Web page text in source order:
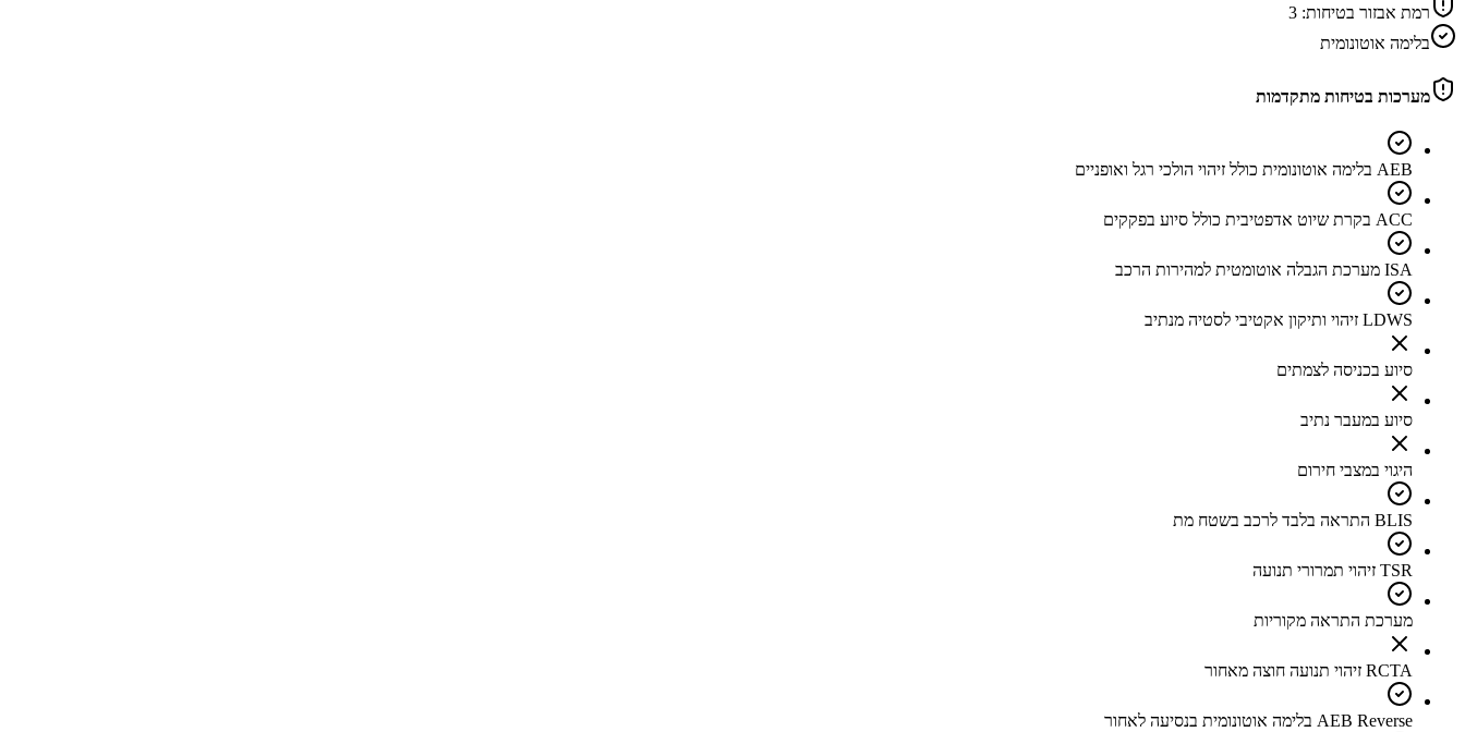
רמת אבזור בטיחות: 3
בלימה אוטונומית
מערכות בטיחות מתקדמות
AEB בלימה אוטונומית כולל זיהוי הולכי רגל ואופניים
ACC בקרת שיוט אדפטיבית כולל סיוע בפקקים
ISA מערכת הגבלה אוטומטית למהירות הרכב
LDWS זיהוי ותיקון אקטיבי לסטיה מנתיב
סיוע בכניסה לצמתים
סיוע במעבר נתיב
היגוי במצבי חירום
BLIS התראה בלבד לרכב בשטח מת
TSR זיהוי תמרורי תנועה
מערכת התראה מקוריות
RCTA זיהוי תנועה חוצה מאחור
AEB Reverse בלימה אוטונומית בנסיעה לאחור